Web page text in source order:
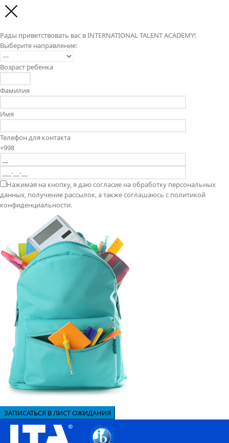
Рады приветствовать вас в INTERNATIONAL TALENT ACADEMY!
Выберите направление:
Возраст ребенка
Фамилия
Имя
Телефон для контакта
+998
Нажимая на кнопку, я даю согласие на обработку персональных
данных, получение рассылок, а также соглашаюсь с политикой
конфиденциальности.